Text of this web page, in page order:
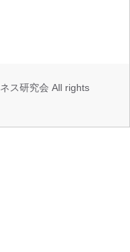
ス研究会 All rights